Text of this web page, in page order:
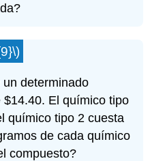
determinado
El químico tipo
químico tipo 2 cuesta
de cada químico
compuesto?